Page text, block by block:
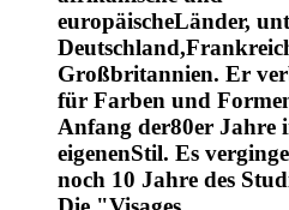
europäischeLänder,
Großbritannien. Er
für Farben und
Anfang der80er Jahre
eigenenStil. Es
noch 10 Jahre des